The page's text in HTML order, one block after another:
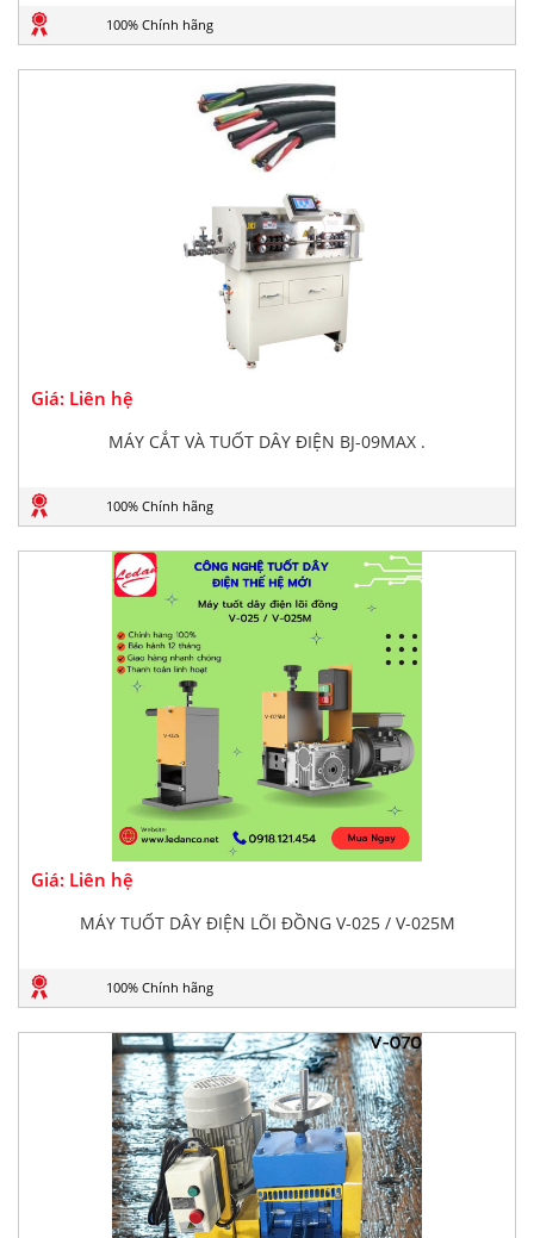
100% Chính hãng
Giá: Liên hệ
MÁY CẮT VÀ TUỐT DÂY ĐIỆN BJ-09MAX .
100% Chính hãng
Giá: Liên hệ
MÁY TUỐT DÂY ĐIỆN LÕI ĐỒNG V-025 / V-025M
100% Chính hãng